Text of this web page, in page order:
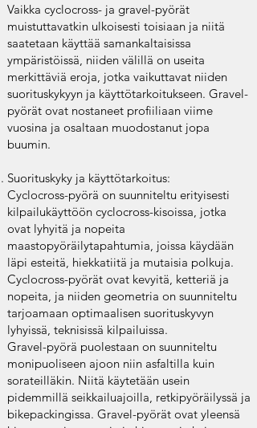
Vaikka cyclocross- ja gravel-pyörät
muistuttavatkin ulkoisesti toisiaan ja niitä
saatetaan käyttää samankaltaisissa
ympäristöissä, niiden välillä on useita
merkittäviä eroja, jotka vaikuttavat niiden
suorituskykyyn ja käyttötarkoitukseen. Gravel-
pyörät ovat nostaneet profiiliaan viime
vuosina ja osaltaan muodostanut jopa
buumin.
Suorituskyky ja käyttötarkoitus:
Cyclocross-pyörä on suunniteltu erityisesti
kilpailukäyttöön cyclocross-kisoissa, jotka
ovat lyhyitä ja nopeita
maastopyöräilytapahtumia, joissa käydään
läpi esteitä, hiekkatiitä ja mutaisia polkuja.
Cyclocross-pyörät ovat kevyitä, ketteriä ja
nopeita, ja niiden geometria on suunniteltu
tarjoamaan optimaalisen suorituskyvyn
lyhyissä, teknisissä kilpailuissa.
Gravel-pyörä puolestaan on suunniteltu
monipuoliseen ajoon niin asfaltilla kuin
sorateilläkin. Niitä käytetään usein
pidemmillä seikkailuajoilla, retkipyöräilyssä ja
bikepackingissa. Gravel-pyörät ovat yleensä